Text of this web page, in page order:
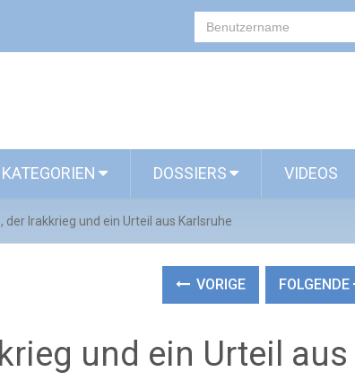
KATEGORIEN DOSSIERS VIDEOS
der Irakkrieg und ein Urteil aus Karlsruhe
VORIGE FOLGENDE
und ein Urteil aus